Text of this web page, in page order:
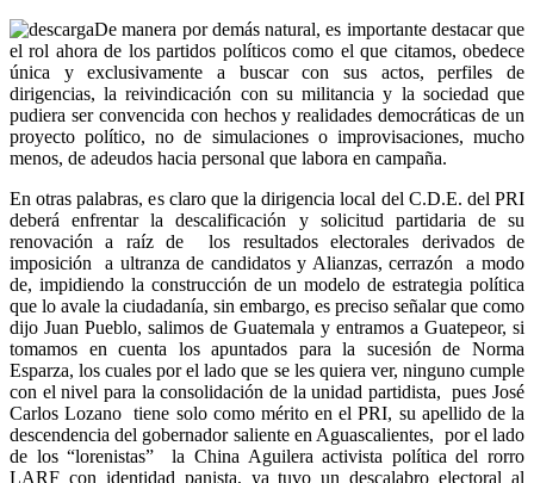
De manera por demás natural, es importante destacar que
el rol ahora de los partidos políticos como el que citamos, obedece
única y exclusivamente a buscar con sus actos, perfiles de
dirigencias, la reivindicación con su militancia y la sociedad que
pudiera ser convencida con hechos y realidades democráticas de un
proyecto político, no de simulaciones o improvisaciones, mucho
menos, de adeudos hacia personal que labora en campaña.
En otras palabras, es claro que la dirigencia local del C.D.E. del PRI
deberá enfrentar la descalificación y solicitud partidaria de su
renovación a raíz de los resultados electorales derivados de
imposición a ultranza de candidatos y Alianzas, cerrazón a modo
de, impidiendo la construcción de un modelo de estrategia política
que lo avale la ciudadanía, sin embargo, es preciso señalar que como
dijo Juan Pueblo, salimos de Guatemala y entramos a Guatepeor, si
tomamos en cuenta los apuntados para la sucesión de Norma
Esparza, los cuales por el lado que se les quiera ver, ninguno cumple
con el nivel para la consolidación de la unidad partidista, pues José
Carlos Lozano tiene solo como mérito en el PRI, su apellido de la
descendencia del gobernador saliente en Aguascalientes, por el lado
de los “lorenistas” la China Aguilera activista política del rorro
LARF con identidad panista, ya tuvo un descalabro electoral al